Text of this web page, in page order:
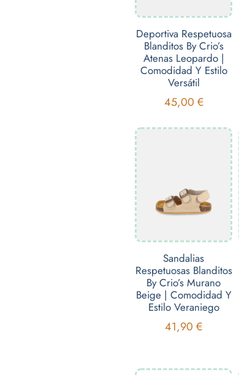
Deportiva Respetuosa
Blanditos By Crio’s
Atenas Leopardo |
Comodidad Y Estilo
Versátil
45,00 €
Sandalias
Respetuosas Blanditos
By Crio’s Murano
Beige | Comodidad Y
Estilo Veraniego
41,90€